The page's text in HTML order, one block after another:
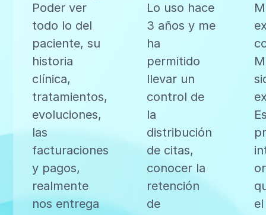
Poder ver
todo lo del
paciente, su
historia
clínica,
tratamientos,
evoluciones,
las
facturaciones
y pagos,
realmente
nos entrega
Lo uso hace
3 años y me
ha
permitido
llevar un
control de
la
distribución
de citas,
conocer la
retención
de